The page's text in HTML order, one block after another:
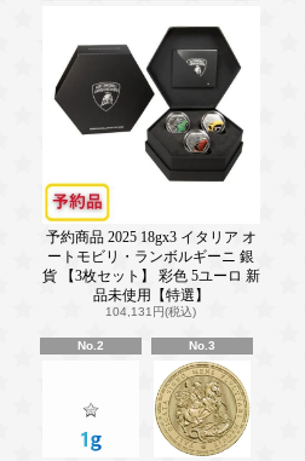
予約商品 2025 18gx3 イタリア オ
ートモビリ・ランボルギーニ 銀
貨 【3枚セット】 彩色 5ユーロ 新
品未使用【特選】
104,131円(税込)
No.2 No.3